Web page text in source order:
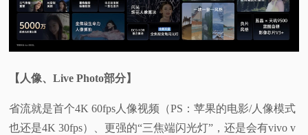
【人像、Live Photo部分】
省流就是首个4K 60fps人像视频（PS：苹果的电影/人像模式
也还是4K 30fps）、更强的“三焦端闪光灯”，还是会有vivo v